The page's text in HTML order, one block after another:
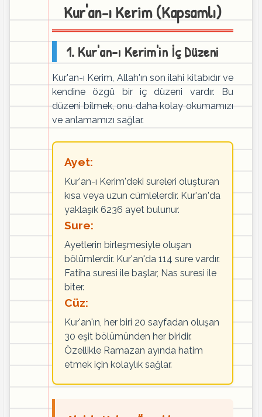
Kur'an-ı Kerim (Kapsamlı)
1. Kur'an-ı Kerim'in İç Düzeni
Kur'an-ı Kerim, Allah'ın son ilahi kitabıdır ve
kendine özgü bir iç düzeni vardır. Bu
düzeni bilmek, onu daha kolay okumamızı
ve anlamamızı sağlar.
Ayet:
Kur'an-ı Kerim'deki sureleri oluşturan
kısa veya uzun cümlelerdir. Kur'an'da
yaklaşık 6236 ayet bulunur.
Sure:
Ayetlerin birleşmesiyle oluşan
bölümlerdir. Kur'an'da 114 sure vardır.
Fatiha suresi ile başlar, Nas suresi ile
biter.
Cüz:
Kur'an'ın, her biri 20 sayfadan oluşan
30 eşit bölümünden her biridir.
Özellikle Ramazan ayında hatim
etmek için kolaylık sağlar.